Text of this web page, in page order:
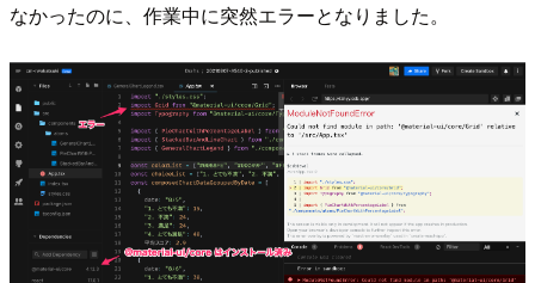
なかったのに、作業中に突然エラーとなりました。